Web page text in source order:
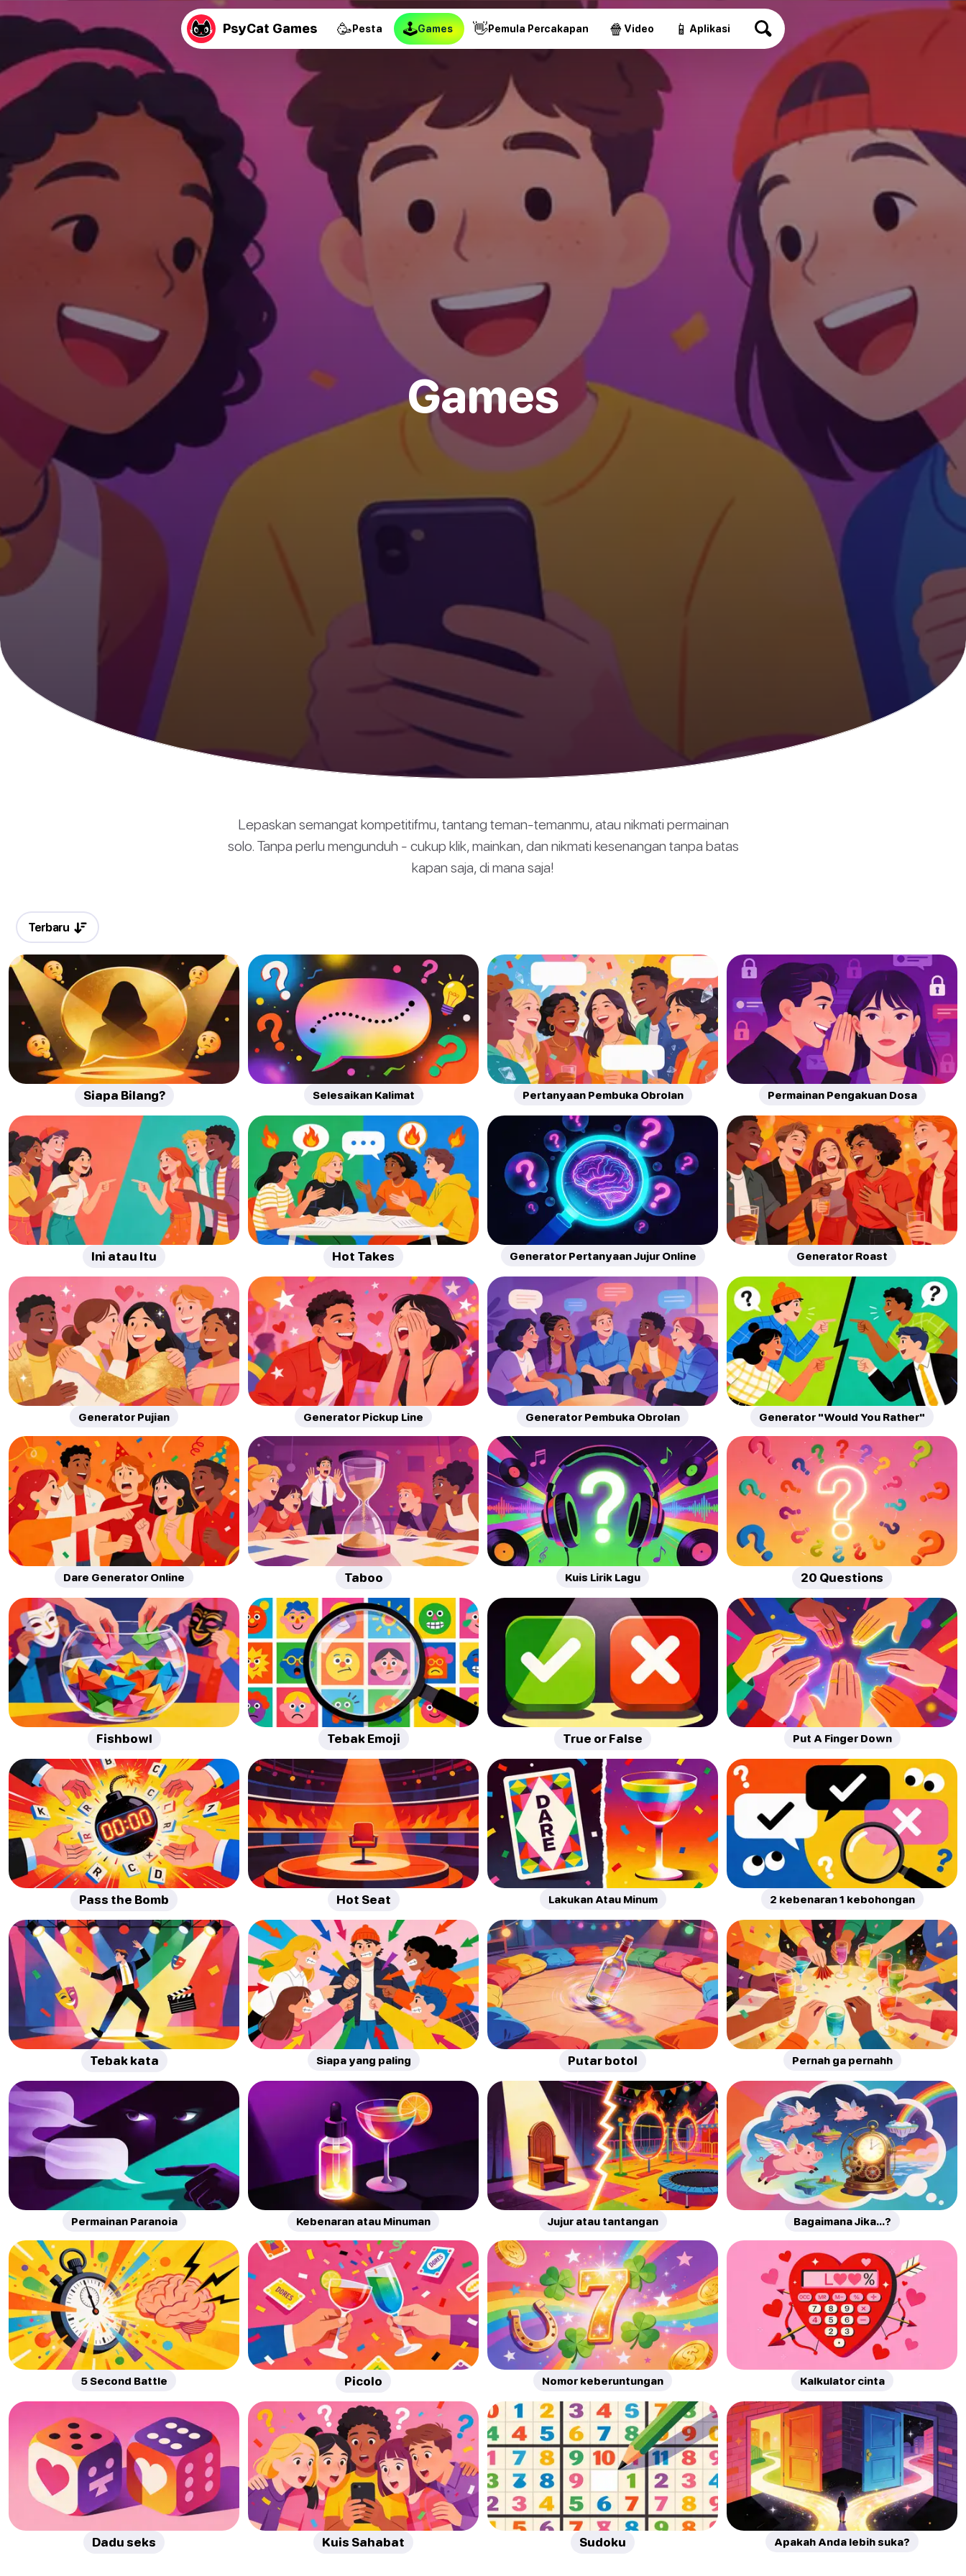
PsyCat Games 🥳Pesta 🕹Games 👋Pemula Percakapan 🍿 Video 📱 Aplikasi
Games
Lepaskan semangat kompetitifmu, tantang teman-temanmu, atau nikmati permainan
solo. Tanpa perlu mengunduh - cukup klik, mainkan, dan nikmati kesenangan tanpa batas
kapan saja, di mana saja!
Terbaru
Siapa Bilang? Selesaikan Kalimat Pertanyaan Pembuka Obrolan Permainan Pengakuan Dosa
Ini atau Itu Hot Takes Generator Pertanyaan Jujur Online Generator Roast
Generator Pujian Generator Pickup Line Generator Pembuka Obrolan Generator "Would You Rather"
Dare Generator Online Taboo Kuis Lirik Lagu 20 Questions
Fishbowl Tebak Emoji True or False Put A Finger Down
Pass the Bomb Hot Seat Lakukan Atau Minum 2 kebenaran 1 kebohongan
Tebak kata Siapa yang paling Putar botol Pernah ga pernahh
Permainan Paranoia Kebenaran atau Minuman Jujur atau tantangan Bagaimana Jika...?
5 Second Battle Picolo Nomor keberuntungan Kalkulator cinta
Dadu seks Kuis Sahabat Sudoku Apakah Anda lebih suka?